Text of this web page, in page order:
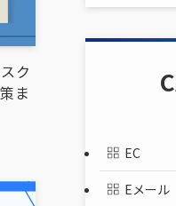
ク
ま
EC
Eメール